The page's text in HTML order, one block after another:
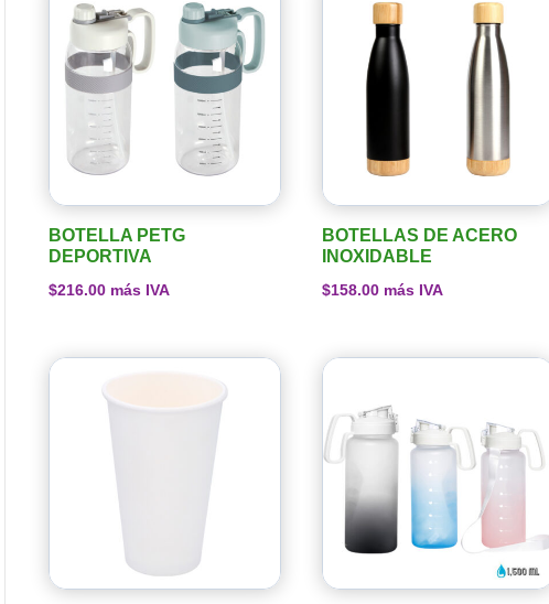
BOTELLA PETG
DEPORTIVA
$216.00 más IVA
BOTELLAS DE ACERO
INOXIDABLE
$158.00más IVA